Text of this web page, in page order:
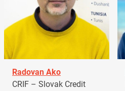
Radovan Ako
CRIF – Slovak Credit